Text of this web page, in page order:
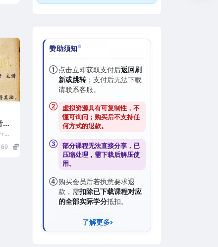
文
69
赞助须知
①点击立即获取支付后返回刷
新或跳转；支付后无法下载
请联系客服。
②
虚拟资源具有可复制性，不
懂可询问；购买后不支持任
何方式的退款。
③ 部分课程无法直接分享，已
压缩处理，需下载后解压使
用。
④购买会员后若执意要求退
款，需扣除已下载课程对应
的全部实际学分抵扣。
了解更多